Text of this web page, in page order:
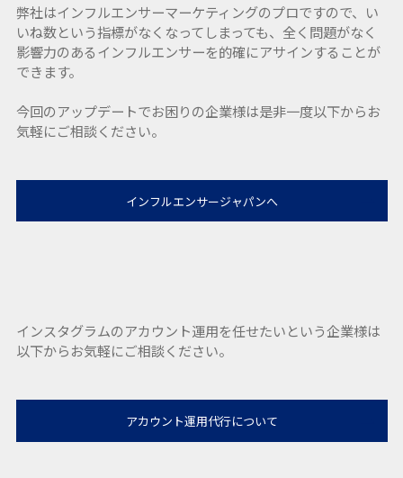
弊社はインフルエンサーマーケティングのプロですので、い
いね数という指標がなくなってしまっても、全く問題がなく
影響力のあるインフルエンサーを的確にアサインすることが
できます。
今回のアップデートでお困りの企業様は是非一度以下からお
気軽にご相談ください。
インフルエンサージャパンへ
インスタグラムのアカウント運用を任せたいという企業様は
以下からお気軽にご相談ください。
アカウント運用代行について